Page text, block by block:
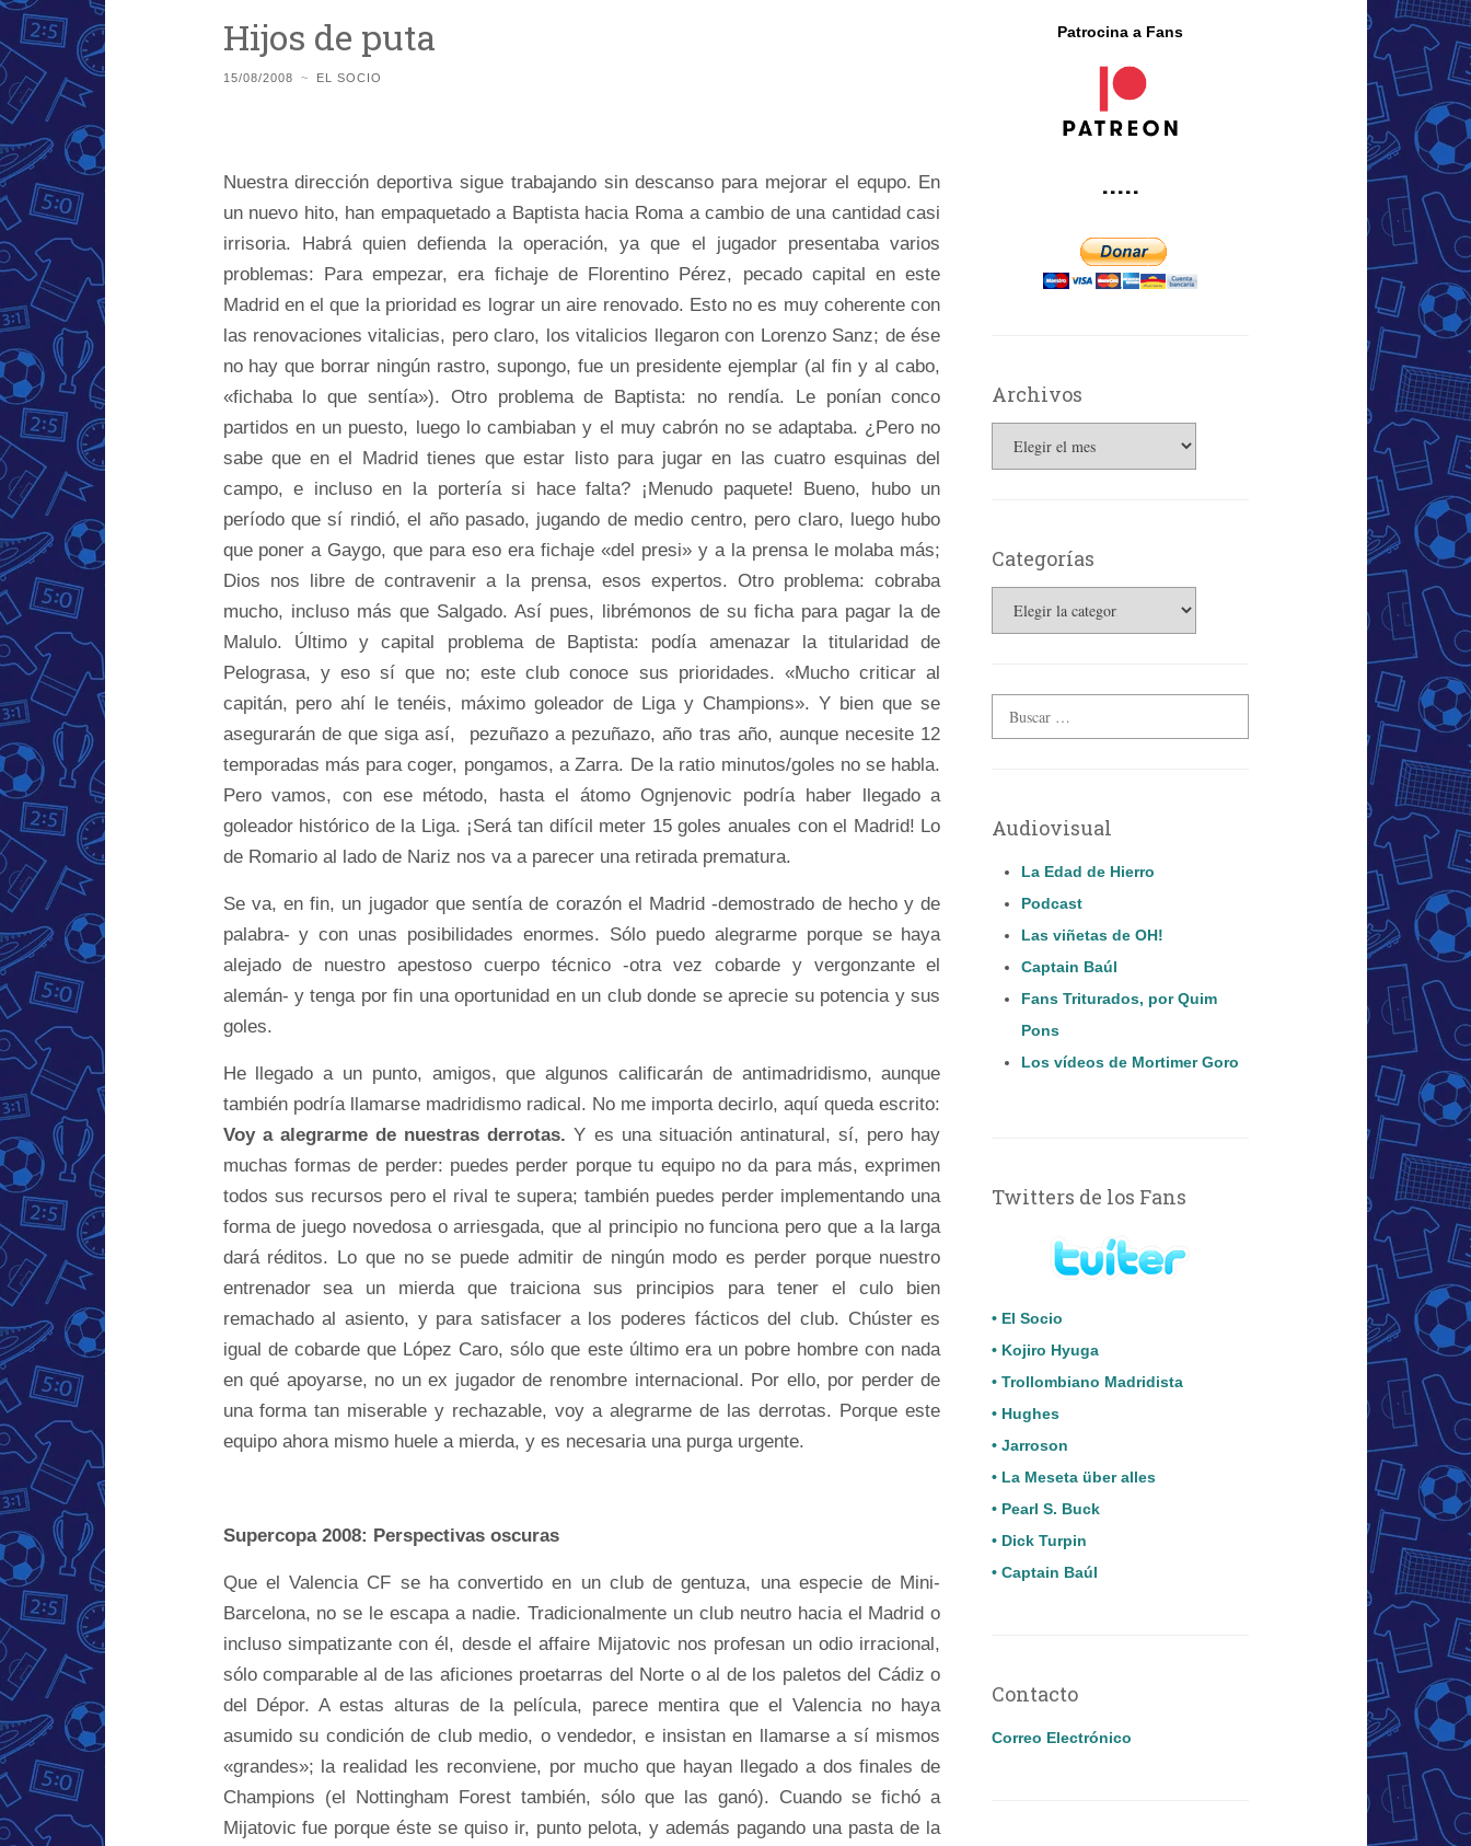
Hijos de puta
15/08/2008 ~ EL SOCIO
Nuestra dirección deportiva sigue trabajando sin descanso para mejorar el equpo. En
un nuevo hito, han empaquetado a Baptista hacia Roma a cambio de una cantidad casi
irrisoria. Habrá quien defienda la operación, ya que el jugador presentaba varios
problemas: Para empezar, era fichaje de Florentino Pérez, pecado capital en este
Madrid en el que la prioridad es lograr un aire renovado. Esto no es muy coherente con
las renovaciones vitalicias, pero claro, los vitalicios llegaron con Lorenzo Sanz; de ése
no hay que borrar ningún rastro, supongo, fue un presidente ejemplar (al fin y al cabo,
«fichaba lo que sentía»). Otro problema de Baptista: no rendía. Le ponían conco
partidos en un puesto, luego lo cambiaban y el muy cabrón no se adaptaba. ¿Pero no
sabe que en el Madrid tienes que estar listo para jugar en las cuatro esquinas del
campo, e incluso en la portería si hace falta? ¡Menudo paquete! Bueno, hubo un
período que sí rindió, el año pasado, jugando de medio centro, pero claro, luego hubo
que poner a Gaygo, que para eso era fichaje «del presi» y a la prensa le molaba más;
Dios nos libre de contravenir a la prensa, esos expertos. Otro problema: cobraba
mucho, incluso más que Salgado. Así pues, librémonos de su ficha para pagar la de
Malulo. Último y capital problema de Baptista: podía amenazar la titularidad de
Pelograsa, y eso sí que no; este club conoce sus prioridades. «Mucho criticar al
capitán, pero ahí le tenéis, máximo goleador de Liga y Champions». Y bien que se
asegurarán de que siga así, pezuñazo a pezuñazo, año tras año, aunque necesite 12
temporadas más para coger, pongamos, a Zarra. De la ratio minutos/goles no se habla.
Pero vamos, con ese método, hasta el átomo Ognjenovic podría haber llegado a
goleador histórico de la Liga. ¡Será tan difícil meter 15 goles anuales con el Madrid! Lo
de Romario al lado de Nariz nos va a parecer una retirada prematura.
Se va, en fin, un jugador que sentía de corazón el Madrid -demostrado de hecho y de
palabra- y con unas posibilidades enormes. Sólo puedo alegrarme porque se haya
alejado de nuestro apestoso cuerpo técnico -otra vez cobarde y vergonzante el
alemán- y tenga por fin una oportunidad en un club donde se aprecie su potencia y sus
goles.
He llegado a un punto, amigos, que algunos calificarán de antimadridismo, aunque
también podría llamarse madridismo radical. No me importa decirlo, aquí queda escrito:
Voy a alegrarme de nuestras derrotas. Y es una situación antinatural, sí, pero hay
muchas formas de perder: puedes perder porque tu equipo no da para más, exprimen
todos sus recursos pero el rival te supera; también puedes perder implementando una
forma de juego novedosa o arriesgada, que al principio no funciona pero que a la larga
dará réditos. Lo que no se puede admitir de ningún modo es perder porque nuestro
entrenador sea un mierda que traiciona sus principios para tener el culo bien
remachado al asiento, y para satisfacer a los poderes fácticos del club. Chúster es
igual de cobarde que López Caro, sólo que este último era un pobre hombre con nada
en qué apoyarse, no un ex jugador de renombre internacional. Por ello, por perder de
una forma tan miserable y rechazable, voy a alegrarme de las derrotas. Porque este
equipo ahora mismo huele a mierda, y es necesaria una purga urgente.
Supercopa 2008: Perspectivas oscuras
Que el Valencia CF se ha convertido en un club de gentuza, una especie de Mini-
Barcelona, no se le escapa a nadie. Tradicionalmente un club neutro hacia el Madrid o
incluso simpatizante con él, desde el affaire Mijatovic nos profesan un odio irracional,
sólo comparable al de las aficiones proetarras del Norte o al de los paletos del Cádiz o
del Dépor. A estas alturas de la película, parece mentira que el Valencia no haya
asumido su condición de club medio, o vendedor, e insistan en llamarse a sí mismos
«grandes»; la realidad les reconviene, por mucho que hayan llegado a dos finales de
Champions (el Nottingham Forest también, sólo que las ganó). Cuando se fichó a
Mijatovic fue porque éste se quiso ir, punto pelota, y además pagando una pasta de la
Patrocina a Fans
·····
Archivos
Categorías
Audiovisual
La Edad de Hierro
Podcast
Las viñetas de OH!
Captain Baúl
Fans Triturados, por Quim
Pons
Los vídeos de Mortimer Goro
Twitters de los Fans
• El Socio
• Kojiro Hyuga
• Trollombiano Madridista
• Hughes
• Jarroson
• La Meseta über alles
• Pearl S. Buck
• Dick Turpin
• Captain Baúl
Contacto
Correo Electrónico